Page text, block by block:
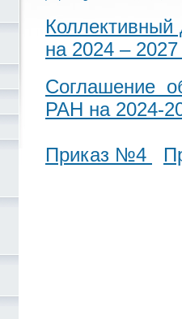
на 2024 –
Соглашение
РАН на 2024-
Приказ №4